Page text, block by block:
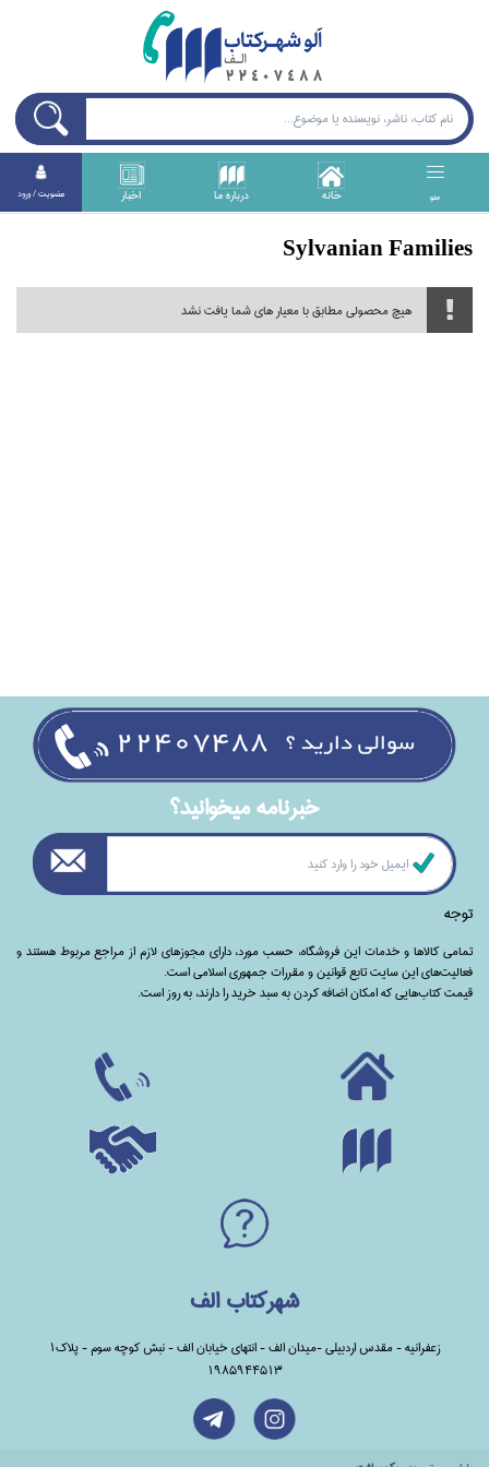
منو خانه درباره ما اخبار عضويت / ورود
Sylvanian Families
هیچ محصولی مطابق با معیار های شما یافت نشد
خبرنامه ميخوانيد؟
توجه
تمامی‌ کالاها و خدمات این فروشگاه، حسب مورد،‌ دارای مجوزهای لازم از مراجع مربوط هستند ‌و‌‌
فعالیت‌های این سایت تابع قوانین و مقررات جمهوری اسلامی است.
قیمت کتاب‌هایی که امکان اضافه کردن به سبد خرید را دارند،‌ به روز است.
شهرکتاب الف
زعفرانیه - مقدس اردبیلی -میدان الف - انتهای خیابان الف - نبش کوچه سوم - پلاک1
1985944513